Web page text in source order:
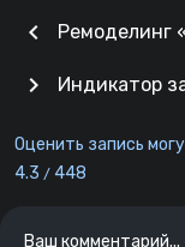
chevron_left Ремоделинг
Индикатор
chevron_right
Оценить запись
4.3 / 448